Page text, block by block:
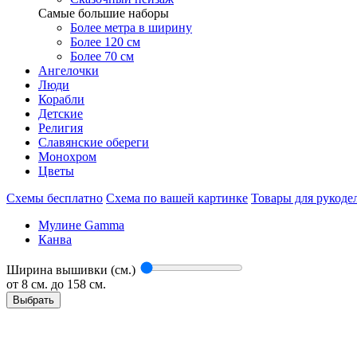
Самые большие наборы
Более метра в ширину
Более 120 см
Более 70 см
Ангелочки
Люди
Корабли
Детские
Религия
Славянские обереги
Монохром
Цветы
Схемы бесплатно Схема по вашей картинке Товары для
Мулине Gamma
Канва
Ширина вышивки (см.)
от 8 см. до 158 см.
Выбрать